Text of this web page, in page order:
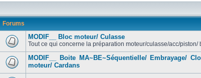
Forums
MODIF__ Bloc moteur/ Culasse
Tout ce qui concerne la préparation moteur/culasse/acc/piston/
MODIF__ Boite MA~BE~Séquentielle/ Embrayage/
moteur/ Cardans